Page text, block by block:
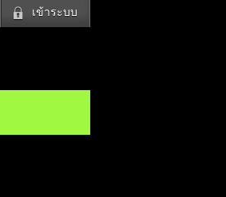
เข้าระบบ